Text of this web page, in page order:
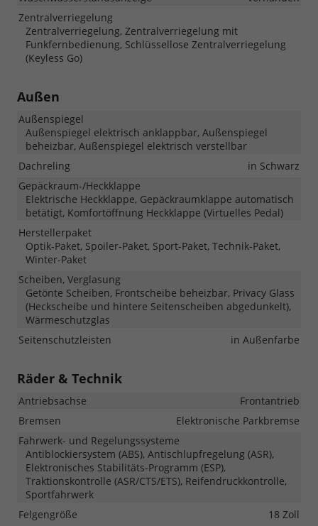
Zentralverriegelung
Zentralverriegelung, Zentralverriegelung mit
Funkfernbedienung, Schlüssellose Zentralverriegelung
(Keyless Go)
Außen
Außenspiegel
Außenspiegel elektrisch anklappbar, Außenspiegel
beheizbar, Außenspiegel elektrisch verstellbar
Dachreling
in Schwarz
Gepäckraum-/Heckklappe
Elektrische Heckklappe, Gepäckraumklappe automatisch
betätigt, Komfortöffnung Heckklappe (Virtuelles Pedal)
Herstellerpaket
Optik-Paket, Spoiler-Paket, Sport-Paket, Technik-Paket,
Winter-Paket
Scheiben, Verglasung
Getönte Scheiben, Frontscheibe beheizbar, Privacy Glass
(Heckscheibe und hintere Seitenscheiben abgedunkelt),
Wärmeschutzglas
Seitenschutzleisten
in Außenfarbe
Räder & Technik
Antriebsachse
Frontantrieb
Bremsen
Elektronische Parkbremse
Fahrwerk- und Regelungssysteme
Antiblockiersystem (ABS), Antischlupfregelung (ASR),
Elektronisches Stabilitäts-Programm (ESP),
Traktionskontrolle (ASR/CTS/ETS), Reifendruckkontrolle,
Sportfahrwerk
Felgengröße
18 Zoll